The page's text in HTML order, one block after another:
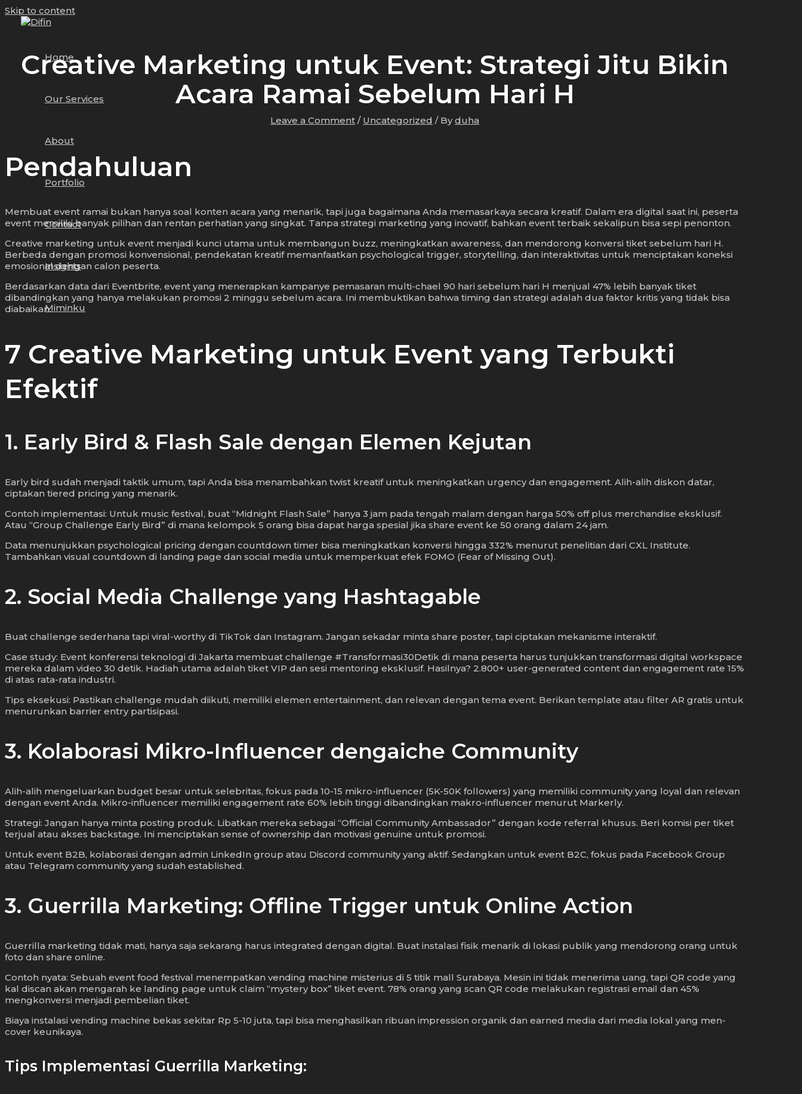
Skip to content
Home
Our Services
About
Portfolio
Contact
Insights
Miminku
Creative Marketing untuk Event: Strategi Jitu Bikin
Acara Ramai Sebelum Hari H
Leave a Comment / Uncategorized / Byduha
Pendahuluan
Membuat event ramai bukan hanya soal konten acara yang menarik, tapi juga bagaimana Anda memasarkaya secara kreatif. Dalam era digital saat ini, peserta
event memiliki banyak pilihan dan rentan perhatian yang singkat. Tanpa strategi marketing yang inovatif, bahkan event terbaik sekalipun bisa sepi penonton.
Creative marketing untuk event menjadi kunci utama untuk membangun buzz, meningkatkan awareness, dan mendorong konversi tiket sebelum hari H.
Berbeda dengan promosi konvensional, pendekatan kreatif memanfaatkan psychological trigger, storytelling, dan interaktivitas untuk menciptakan koneksi
emosional dengan calon peserta.
Berdasarkan data dari Eventbrite, event yang menerapkan kampanye pemasaran multi-chael 90 hari sebelum hari H menjual 47% lebih banyak tiket
dibandingkan yang hanya melakukan promosi 2 minggu sebelum acara. Ini membuktikan bahwa timing dan strategi adalah dua faktor kritis yang tidak bisa
diabaikan.
7 Creative Marketing untuk Event yang Terbukti
Efektif
1. Early Bird & Flash Sale dengan Elemen Kejutan
Early bird sudah menjadi taktik umum, tapi Anda bisa menambahkan twist kreatif untuk meningkatkan urgency dan engagement. Alih-alih diskon datar,
ciptakan tiered pricing yang menarik.
Contoh implementasi: Untuk music festival, buat “Midnight Flash Sale” hanya 3 jam pada tengah malam dengan harga 50% off plus merchandise eksklusif.
Atau “Group Challenge Early Bird” di mana kelompok 5 orang bisa dapat harga spesial jika share event ke 50 orang dalam 24 jam.
Data menunjukkan psychological pricing dengan countdown timer bisa meningkatkan konversi hingga 332% menurut penelitian dari CXL Institute.
Tambahkan visual countdown di landing page dan social media untuk memperkuat efek FOMO (Fear of Missing Out).
2. Social Media Challenge yang Hashtagable
Buat challenge sederhana tapi viral-worthy di TikTok dan Instagram. Jangan sekadar minta share poster, tapi ciptakan mekanisme interaktif.
Case study: Event konferensi teknologi di Jakarta membuat challenge #Transformasi30Detik di mana peserta harus tunjukkan transformasi digital workspace
mereka dalam video 30 detik. Hadiah utama adalah tiket VIP dan sesi mentoring eksklusif. Hasilnya? 2.800+ user-generated content dan engagement rate 15%
di atas rata-rata industri.
Tips eksekusi: Pastikan challenge mudah diikuti, memiliki elemen entertainment, dan relevan dengan tema event. Berikan template atau filter AR gratis untuk
menurunkan barrier entry partisipasi.
3. Kolaborasi Mikro-Influencer dengaiche Community
Alih-alih mengeluarkan budget besar untuk selebritas, fokus pada 10-15 mikro-influencer (5K-50K followers) yang memiliki community yang loyal dan relevan
dengan event Anda. Mikro-influencer memiliki engagement rate 60% lebih tinggi dibandingkan makro-influencer menurut Markerly.
Strategi: Jangan hanya minta posting produk. Libatkan mereka sebagai “Official Community Ambassador” dengan kode referral khusus. Beri komisi per tiket
terjual atau akses backstage. Ini menciptakan sense of ownership dan motivasi genuine untuk promosi.
Untuk event B2B, kolaborasi dengan admin LinkedIn group atau Discord community yang aktif. Sedangkan untuk event B2C, fokus pada Facebook Group
atau Telegram community yang sudah established.
3. Guerrilla Marketing: Offline Trigger untuk Online Action
Guerrilla marketing tidak mati, hanya saja sekarang harus integrated dengan digital. Buat instalasi fisik menarik di lokasi publik yang mendorong orang untuk
foto dan share online.
Contoh nyata: Sebuah event food festival menempatkan vending machine misterius di 5 titik mall Surabaya. Mesin ini tidak menerima uang, tapi QR code yang
kal discan akan mengarah ke landing page untuk claim “mystery box” tiket event. 78% orang yang scan QR code melakukan registrasi email dan 45%
mengkonversi menjadi pembelian tiket.
Biaya instalasi vending machine bekas sekitar Rp 5-10 juta, tapi bisa menghasilkan ribuan impression organik dan earned media dari media lokal yang men-
cover keunikaya.
Tips Implementasi Guerrilla Marketing: